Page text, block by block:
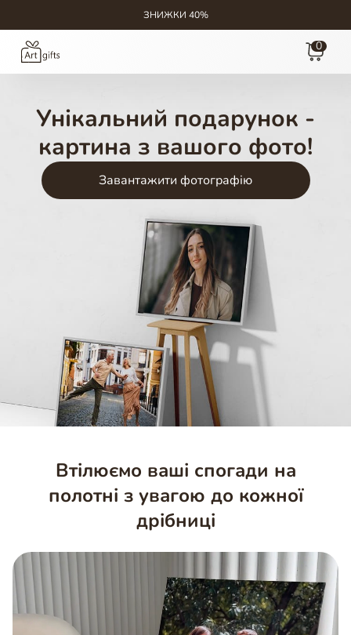
ЗНИЖКИ 40%
0
Унікальний подарунок -
картина з вашого фото!
Завантажити фотографію
Втілюємо ваші спогади на
полотні з увагою до кожної
дрібниці